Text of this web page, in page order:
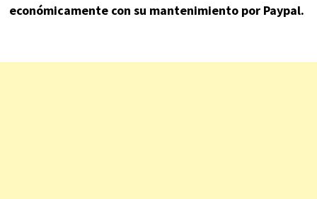
económicamente con su mantenimiento por Paypal.